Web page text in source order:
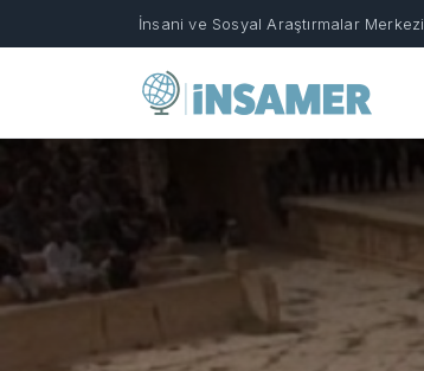
İnsani ve Sosyal Araştırmalar Merkezi